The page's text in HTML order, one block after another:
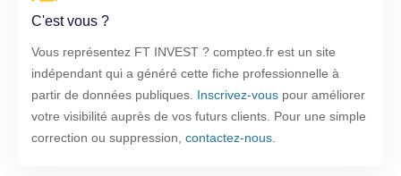
C'est vous ?
Vous représentez FT INVEST ? compteo.fr est un site
indépendant qui a généré cette fiche professionnelle à
partir de données publiques. Inscrivez-vous pour améliorer
votre visibilité auprès de vos futurs clients. Pour une simple
correction ou suppression, contactez-nous